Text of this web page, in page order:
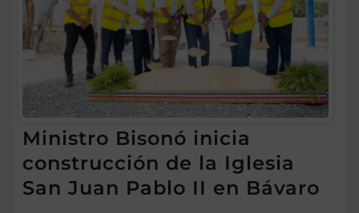
Ministro Bisonó inicia
construcción de la Iglesia
San Juan Pablo II en Bávaro